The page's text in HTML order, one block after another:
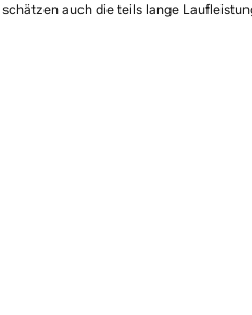
auch die teils lange